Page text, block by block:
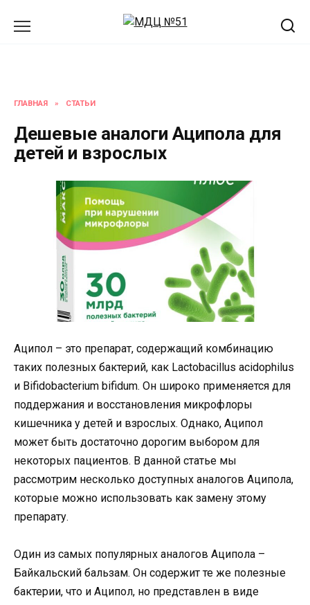
ГЛАВНАЯ » СТАТЬИ
Дешевые аналоги Аципола для
детей и взрослых
Аципол – это препарат, содержащий комбинацию
таких полезных бактерий, как Lactobacillus acidophilus
и Bifidobacterium bifidum. Он широко применяется для
поддержания и восстановления микрофлоры
кишечника у детей и взрослых. Однако, Аципол
может быть достаточно дорогим выбором для
некоторых пациентов. В данной статье мы
рассмотрим несколько доступных аналогов Аципола,
которые можно использовать как замену этому
препарату.
Один из самых популярных аналогов Аципола –
Байкальский бальзам. Он содержит те же полезные
бактерии, что и Аципол, но представлен в виде